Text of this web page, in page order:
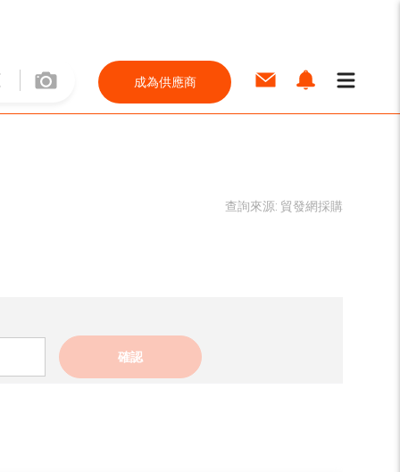
成為供應商
查詢來源: 貿發網採購
確認